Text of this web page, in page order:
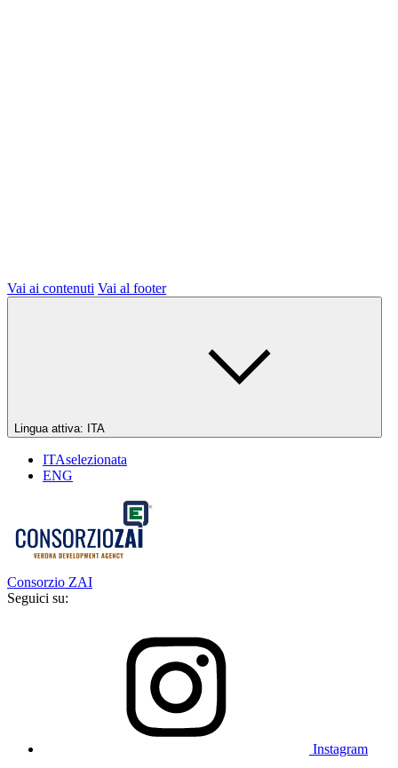
Vai ai contenuti Vai al footer
Lingua attiva: ITA
ITAselezionata
ENG
Consorzio ZAI
Seguici su:
Instagram